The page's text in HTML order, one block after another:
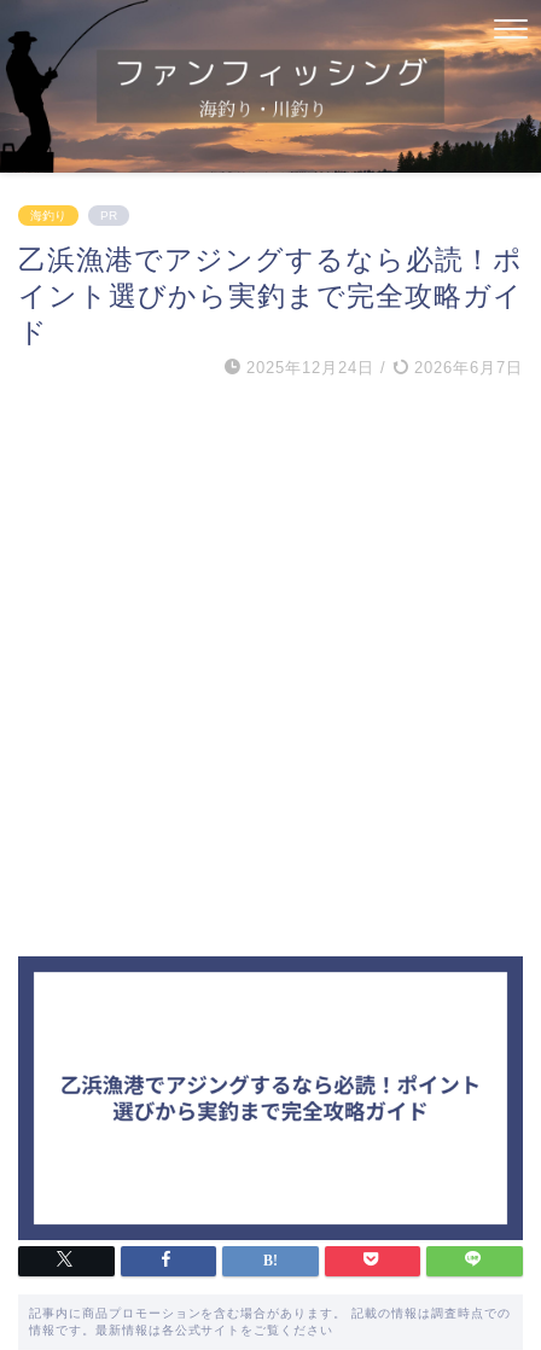
海釣り PR
乙浜漁港でアジングするなら必読！ポ
イント選びから実釣まで完全攻略ガイ
ド
2025年12月24日 / 2026年6月7日
記事内に商品プロモーションを含む場合があります。 記載の情報は調査時点での
情報です。最新情報は各公式サイトをご覧ください